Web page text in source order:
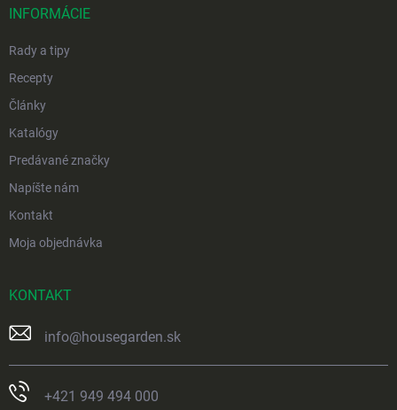
INFORMÁCIE
Rady a tipy
Recepty
Články
Katalógy
Predávané značky
Napíšte nám
Kontakt
Moja objednávka
KONTAKT
info@housegarden.sk
+421 949 494 000